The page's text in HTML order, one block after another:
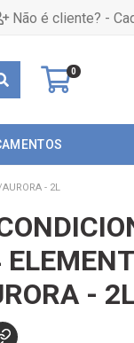
Não é cliente? -
0
- 2L
-